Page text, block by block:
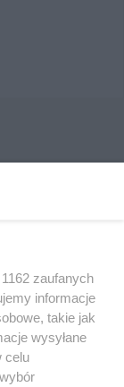
Informacyjny Miasta
HOSTING
zaufanych
informacje
takie jak
wysyłane
celu